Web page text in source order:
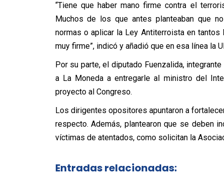
“Tiene que haber mano firme contra el
Muchos de los que antes planteaban que
normas o aplicar la Ley Antiterroista en
muy firme”, indicó y añadió que en esa línea la
Por su parte, el diputado Fuenzalida,
a La Moneda a entregarle al ministro del
proyecto al Congreso.
Los dirigentes opositores apuntaron a
respecto. Además, plantearon que se deben
víctimas de atentados, como solicitan la
Entradas relacionadas: